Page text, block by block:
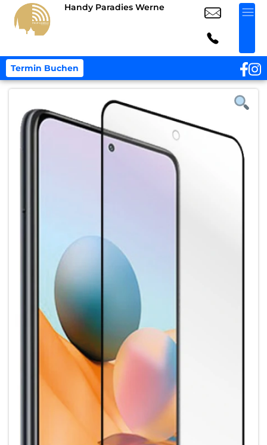
Handy Paradies Werne
Termin Buchen